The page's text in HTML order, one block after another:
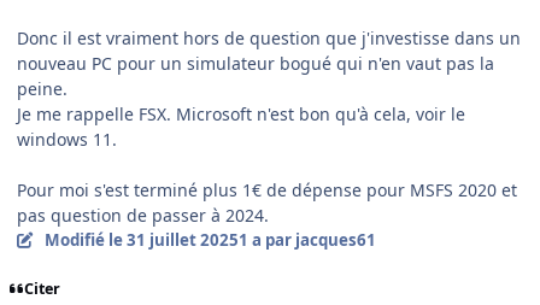
Donc il est vraiment hors de question que j'investisse dans un
nouveau PC pour un simulateur bogué qui n'en vaut pas la
peine.
Je me rappelle FSX. Microsoft n'est bon qu'à cela, voir le
windows 11.
Pour moi s'est terminé plus 1€ de dépense pour MSFS 2020 et
pas question de passer à 2024.
Modifié le 31 juillet 20251 a par jacques61
Citer